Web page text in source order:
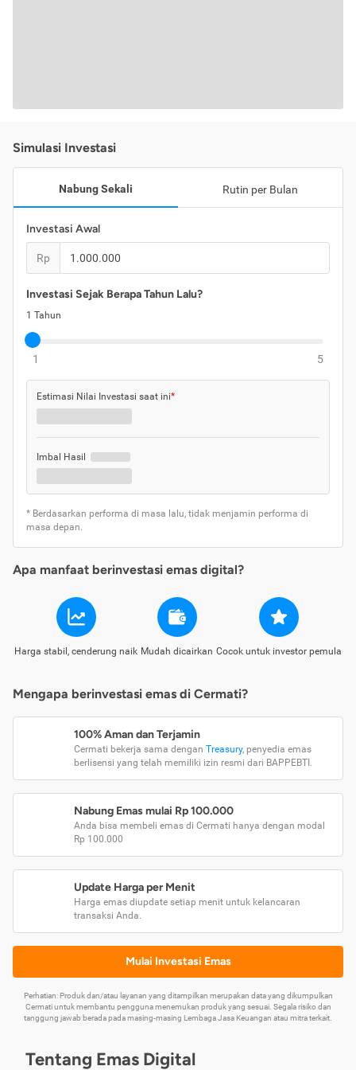
Simulasi Investasi
Nabung Sekali Rutin per Bulan
Investasi Awal
Rp
Investasi Sejak Berapa Tahun Lalu?
1 Tahun
1 5
Estimasi Nilai Investasi saat ini*
Imbal Hasil
* Berdasarkan performa di masa lalu, tidak menjamin performa di
masa depan.
Apa manfaat berinvestasi emas digital?
Harga stabil, cenderung naik Mudah dicairkan Cocok untuk investor pemula
Mengapa berinvestasi emas di Cermati?
100% Aman dan Terjamin
Cermati bekerja sama dengan Treasury, penyedia emas
berlisensi yang telah memiliki izin resmi dari BAPPEBTI.
Nabung Emas mulai Rp 100.000
Anda bisa membeli emas di Cermati hanya dengan modal
Rp 100.000
Update Harga per Menit
Harga emas diupdate setiap menit untuk kelancaran
transaksi Anda.
Mulai Investasi Emas
Perhatian: Produk dan/atau layanan yang ditampilkan merupakan data yang dikumpulkan
Cermati untuk membantu pengguna menemukan produk yang sesuai. Segala risiko dan
tanggung jawab berada pada masing-masing Lembaga Jasa Keuangan atau mitra terkait.
Tentang Emas Digital